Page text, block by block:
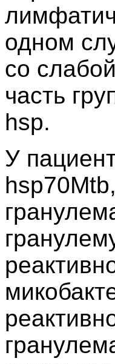
одном
со
часть
hsp.
У